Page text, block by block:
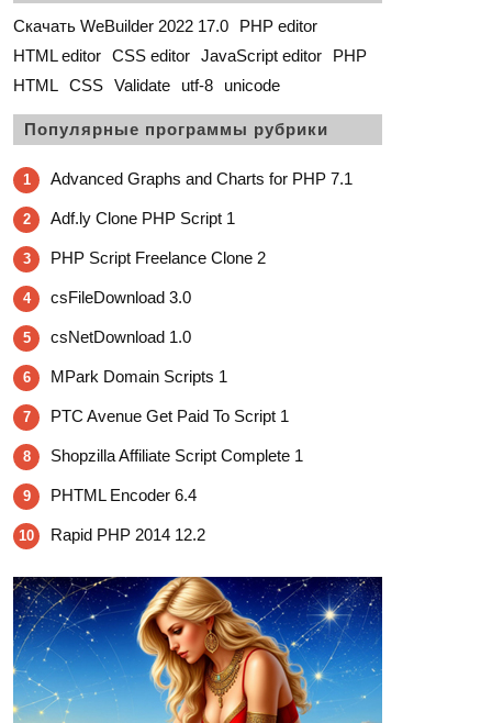
Скачать WeBuilder 2022 17.0
PHP editor
HTML editor CSS editor JavaScript editor
PHP
HTML CSS Validate utf-8 unicode
Популярные программы рубрики
1 Advanced Graphs and Charts for PHP 7.1
2 Adf.ly Clone PHP Script 1
3 PHP Script Freelance Clone 2
4 csFileDownload 3.0
5 csNetDownload 1.0
6 MPark Domain Scripts 1
7 PTC Avenue Get Paid To Script 1
8 Shopzilla Affiliate Script Complete 1
9 PHTML Encoder 6.4
10 Rapid PHP 2014 12.2